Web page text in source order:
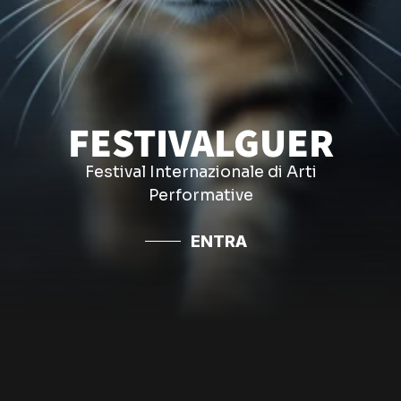
FESTIVALGUER
Festival Internazionale di Arti
Performative
ENTRA